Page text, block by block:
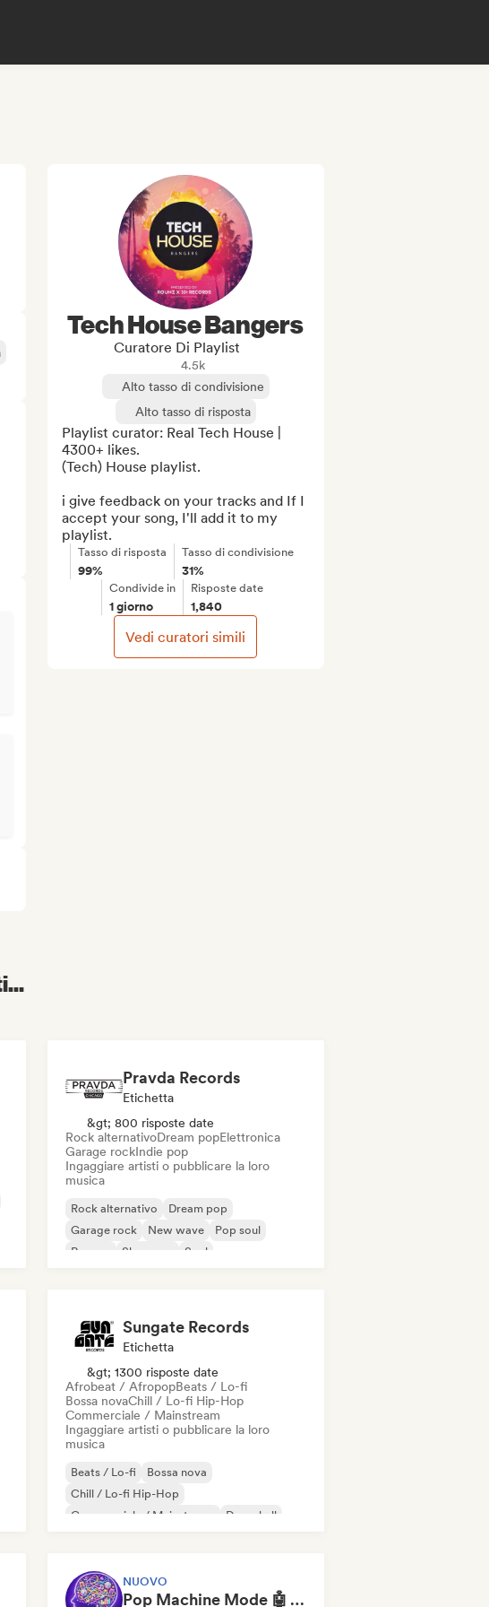
Tech House Bangers
Curatore Di Playlist
4.5k
Alto tasso di condivisione
Alto tasso di risposta
Playlist curator: Real Tech House |
4300+ likes.
(Tech) House playlist.
i give feedback on your tracks and If I
accept your song, I'll add it to my
playlist.
Tasso di risposta
99%
Tasso di condivisione
31%
Condivide in
1 giorno
Risposte date
1,840
Vedi curatori simili
Pravda Records
Etichetta
&gt; 800 risposte date
Rock alternativoDream popElettronica
Garage rockIndie pop
Ingaggiare artisti o pubblicare la loro
musica
Rock alternativo
Dream pop
Garage rock
New wave
Pop soul
Reggae
Shoegaze Soul
Sungate Records
Etichetta
&gt; 1300 risposte date
Afrobeat / AfropopBeats / Lo-fi
Bossa novaChill / Lo-fi Hip-Hop
Commerciale / Mainstream
Ingaggiare artisti o pubblicare la loro
musica
Beats / Lo-fi
Bossa nova
Chill / Lo-fi Hip-Hop
Commerciale / Mainstream
Dancehall
NUOVO
Pop Machine Mode 🤖 AI Music, Indie Pop & Dream Pop